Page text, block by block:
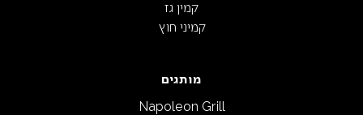
קמין גז
קמיני חוץ
מותגים
Napoleon Grill